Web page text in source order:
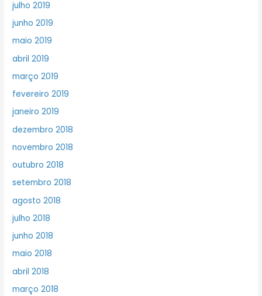
julho 2019
junho 2019
maio 2019
abril 2019
março 2019
fevereiro 2019
janeiro 2019
dezembro 2018
novembro 2018
outubro 2018
setembro 2018
agosto 2018
julho 2018
junho 2018
maio 2018
abril 2018
março 2018